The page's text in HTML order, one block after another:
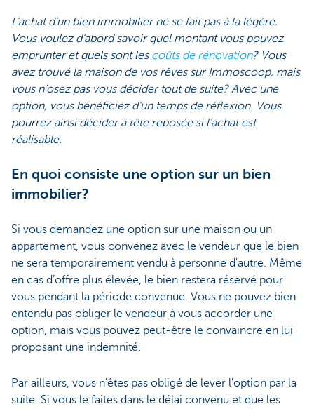
L'achat d'un bien immobilier ne se fait pas à la légère.
Vous voulez d'abord savoir quel montant vous pouvez
emprunter et quels sont les coûts de rénovation? Vous
avez trouvé la maison de vos rêves sur Immoscoop, mais
vous n’osez pas vous décider tout de suite? Avec une
option, vous bénéficiez d'un temps de réflexion. Vous
pourrez ainsi décider à tête reposée si l’achat est
réalisable.
En quoi consiste une option sur un bien
immobilier?
Si vous demandez une option sur une maison ou un
appartement, vous convenez avec le vendeur que le bien
ne sera temporairement vendu à personne d'autre. Même
en cas d’offre plus élevée, le bien restera réservé pour
vous pendant la période convenue. Vous ne pouvez bien
entendu pas obliger le vendeur à vous accorder une
option, mais vous pouvez peut-être le convaincre en lui
proposant une indemnité.
Par ailleurs, vous n'êtes pas obligé de lever l'option par la
suite. Si vous le faites dans le délai convenu et que les